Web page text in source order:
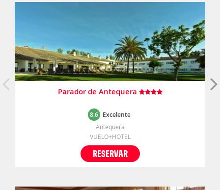
Parador de Antequera
8.6 Excelente
Antequera
VUELO+HOTEL
RESERVAR